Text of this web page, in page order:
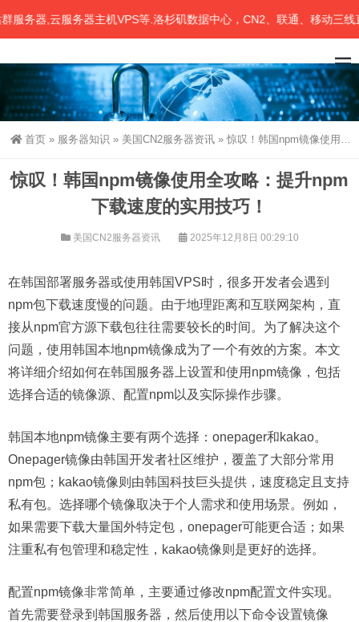
器主机VPS等.洛杉矶数据中心，CN2、联通、移动三线直接中国大陆.
首页 » 服务器知识 » 美国CN2服务器资讯 » 惊叹！韩国npm镜像使用全攻略：提升npm下载速度的实用技巧！
惊叹！韩国npm镜像使用全攻略：提升npm
下载速度的实用技巧！
美国CN2服务器资讯 2025年12月8日 00:29:10
在韩国部署服务器或使用韩国VPS时，很多开发者会遇到
npm包下载速度慢的问题。由于地理距离和互联网架构，直
接从npm官方源下载包往往需要较长的时间。为了解决这个
问题，使用韩国本地npm镜像成为了一个有效的方案。本文
将详细介绍如何在韩国服务器上设置和使用npm镜像，包括
选择合适的镜像源、配置npm以及实际操作步骤。
韩国本地npm镜像主要有两个选择：onepager和kakao。
Onepager镜像由韩国开发者社区维护，覆盖了大部分常用
npm包；kakao镜像则由韩国科技巨头提供，速度稳定且支持
私有包。选择哪个镜像取决于个人需求和使用场景。例如，
如果需要下载大量国外特定包，onepager可能更合适；如果
注重私有包管理和稳定性，kakao镜像则是更好的选择。
配置npm镜像非常简单，主要通过修改npm配置文件实现。
首先需要登录到韩国服务器，然后使用以下命令设置镜像